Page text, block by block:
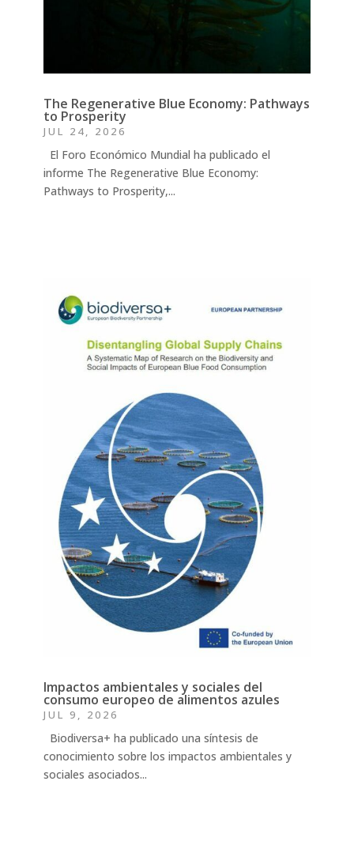
The Regenerative Blue Economy: Pathways
to Prosperity
JUL 24, 2026
El Foro Económico Mundial ha publicado el
informe The Regenerative Blue Economy:
Pathways to Prosperity,...
Impactos ambientales y sociales del
consumo europeo de alimentos azules
JUL 9, 2026
Biodiversa+ ha publicado una síntesis de
conocimiento sobre los impactos ambientales y
sociales asociados...